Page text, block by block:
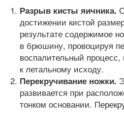
Разрыв кисты яичника.
достижении кистой
результате содержимое
в брюшину, провоцируя
воспалительный
к летальному исходу.
Перекручивание ножки.
развивается при
тонком основании.